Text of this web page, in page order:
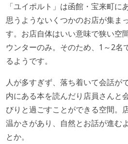
「ユイポルト」は函館・宝来町に
思うようないくつかのお店が集ま
す。お店自体はいい意味で狭い空
ウンターのみ。そのため、1～2名
るようです。
人が多すぎず、落ち着いて会話が
内にある本を読んだり店員さんと
びりと過ごすことができる空間。
温かさがあり、自然とお話が進む
とか。